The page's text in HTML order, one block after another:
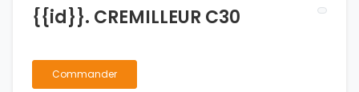
{{id}}. CREMILLEUR C30
Commander